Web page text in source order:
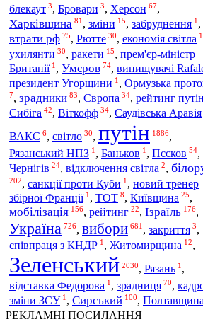
блекаут 3, Бровари 3, Херсон 67,
Харківщина 81 , зміни 15, забруднення 1 ,
втрати рф 75, Рютте 30, економія світла 1
ухилянти 30, ракети 15, прем'єр-міністр
Британії 1 , Умєров 74, винищувачі
президент Угорщини 1 , Ормузька
7, зрадники 83, Європа 34, рейтинг
Сибіга 42, Віткофф 34, Саудівська Аравія
ВАКС 6, світло 30, путін 1886,
Рязанський НПЗ 1 , Баньков 1 , Пєсков 54,
Чернігів 24, відключення світла 2,
202, санкції проти Куби 1 , новий тренер
збірної Франції 1 , ТОТ 8, Київщина 25,
мобілізація 156, рейтинг 22, Ізраїль 176,
Україна 726, вибори 681, закриття 3,
співпраця з КНДР 1 , Житомирщина 12,
Зеленський 2030, Рязань 1 ,
відставка Федорова 1 , зрадниця 70,
зміни ЗСУ 1, Сирський 100,
РЕКЛАМНІ ПОСИЛАННЯ